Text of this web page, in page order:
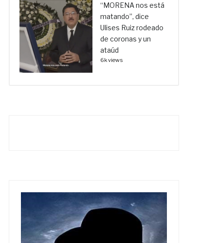
“MORENA nos está
matando”, dice
Ulises Ruiz rodeado
de coronas y un
ataúd
6k views